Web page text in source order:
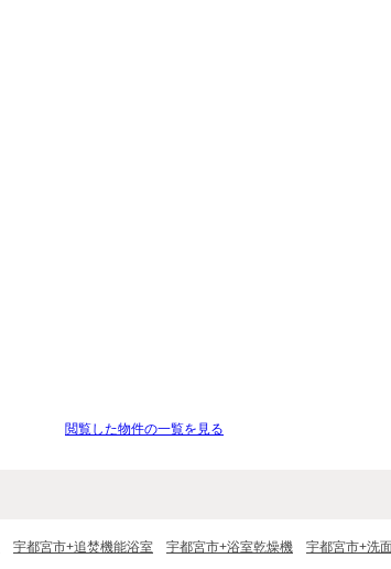
閲覧した物件の一覧を見る
宇都宮市+追焚機能浴室 宇都宮市+浴室乾燥機 宇都宮市+洗